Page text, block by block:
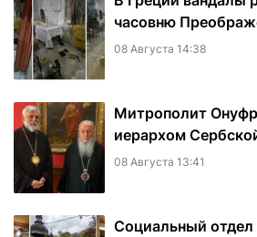
часовню
08 Августа 14:38
Митрополит
иерархом
08 Августа 13:41
Социальный